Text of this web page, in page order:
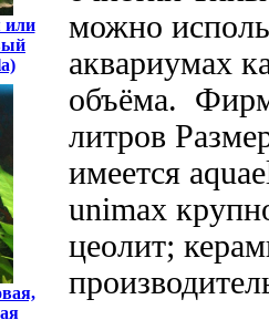
или
можно
аквариумах
объёма.
литров
имеется
unimax
цеолит;